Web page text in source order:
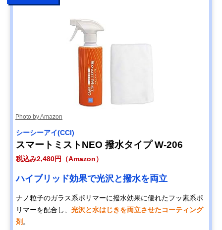
Photo by Amazon
シーシーアイ(CCI)
スマートミストNEO 撥水タイプ W-206
税込み2,480円（Amazon）
ハイブリッド効果で光沢と撥水を両立
ナノ粒子のガラス系ポリマーに撥水効果に優れたフッ素系ポ
リマーを配合し、 光沢と水はじきを両立させたコーティング
剤 。